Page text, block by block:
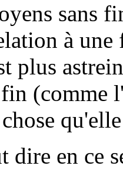
sans
à
plus
(comme
dire en ce